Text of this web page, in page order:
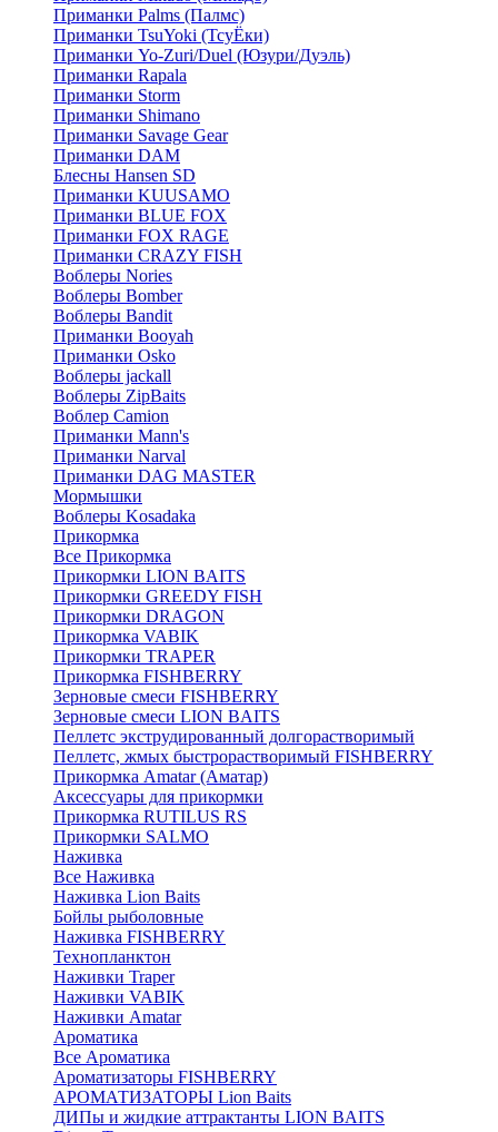
Приманки Palms (Палмс)
Приманки TsuYoki (ТсуЁки)
Приманки Yo-Zuri/Duel (Юзури/Дуэль)
Приманки Rapala
Приманки Storm
Приманки Shimano
Приманки Savage Gear
Приманки DAM
Блесны Hansen SD
Приманки KUUSAMO
Приманки BLUE FOX
Приманки FOX RAGE
Приманки CRAZY FISH
Воблеры Nories
Воблеры Bomber
Воблеры Bandit
Приманки Booyah
Приманки Osko
Воблеры jackall
Воблеры ZipBaits
Воблер Camion
Приманки Mann's
Приманки Narval
Приманки DAG MASTER
Мормышки
Воблеры Kosadaka
Прикормка
Все Прикормка
Прикормки LION BAITS
Прикормки GREEDY FISH
Прикормки DRAGON
Прикормка VABIK
Прикормки TRAPER
Прикормка FISHBERRY
Зерновые смеси FISHBERRY
Зерновые смеси LION BAITS
Пеллетс экструдированный долгорастворимый
Пеллетс, жмых быстрорастворимый FISHBERRY
Прикормка Amatar (Аматар)
Аксессуары для прикормки
Прикормка RUTILUS RS
Прикормки SALMO
Наживка
Все Наживка
Наживка Lion Baits
Бойлы рыболовные
Наживка FISHBERRY
Технопланктон
Наживки Traper
Наживки VABIK
Наживки Amatar
Ароматика
Все Ароматика
Ароматизаторы FISHBERRY
АРОМАТИЗАТОРЫ Lion Baits
ДИПы и жидкие аттрактанты LION BAITS